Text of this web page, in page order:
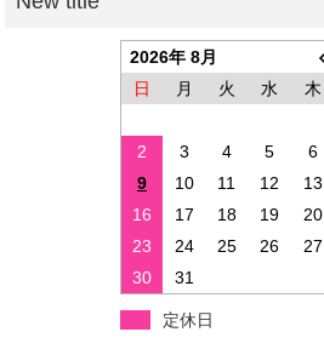
2026年 8月
日
月 火 水 木
2
3 4 5 6
9
10 11 12 13
16
17 18 19 20
23
24 25 26 27
30
31
定休日